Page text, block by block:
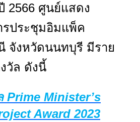
2566 ศูนย์แสดง
ประชุมอิมแพ็ค
จังหวัดนนทบุรี มีราย
วัล ดังนี้
Prime Minister’s
Award 2023